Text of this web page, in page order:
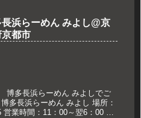
長浜らーめん みよし@京
京都市
博多長浜らーめん みよしでご
多長浜らーめん みよし 場所：
業時間：11：00～翌6：00 定